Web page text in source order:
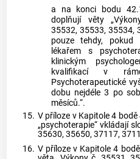
a na konci bodu
doplňují věty
35532, 35533, 35534,
pouze tehdy, pokud
lékařem s
klinickým
kvalifikací v
Psychoterapeutické
dobu nejdéle 3 po
měsíců.“.
15. V příloze v Kapitole 4
„psychoterapie“ vkládají
35630, 35650, 37117,
16. V příloze v Kapitole 4